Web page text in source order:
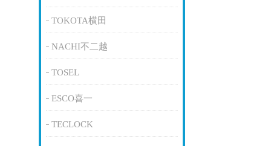
TOKOTA横田
NACHI不二越
TOSEL
ESCO喜一
TECLOCK